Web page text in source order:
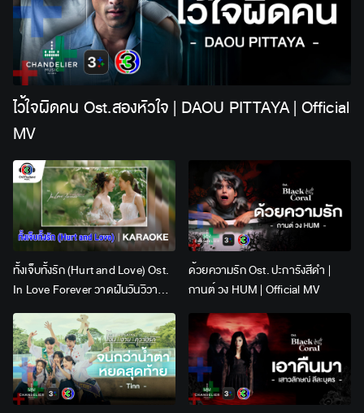
ไว้ใจผิดคน Ost.สองหัวใจ | DAOU PITTAYA | Official
MV
ทั้งเจ็บทั้งรัก (Hurt and Love) Ost.
In Love Forever วาดฝันวันวิวาห์ |
Lingling Kwong x Orm
Kornnaphat | Official Karaoke
ด้วยความรัก Ost. ปะการังสีดำ |
กานต์ วง HUM | Official MV